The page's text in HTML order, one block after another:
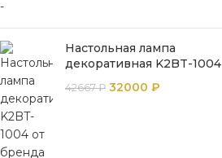
Настольная лампа
декоративная K2BT-1004
42667₽ 32000 ₽